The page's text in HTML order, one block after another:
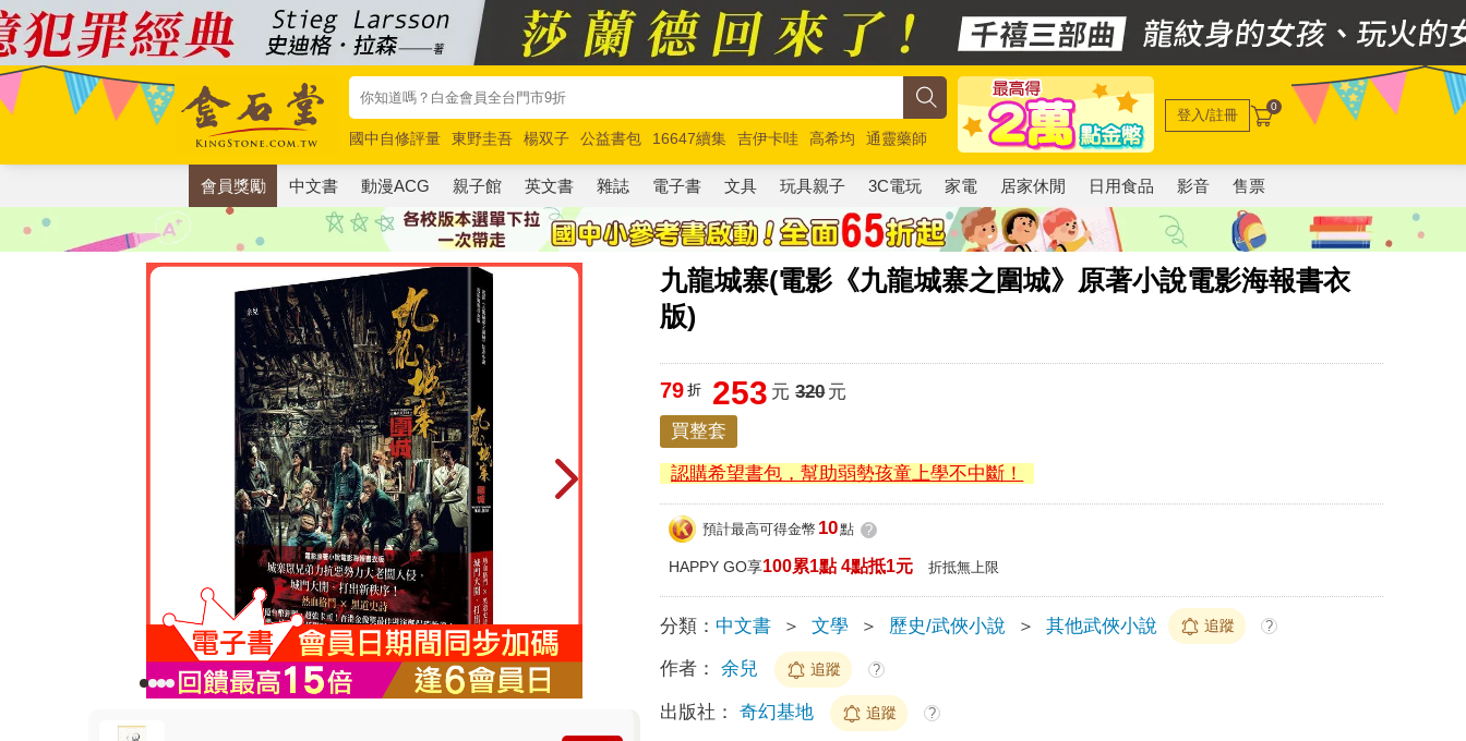
國中自修評量 東野圭吾 楊双子 公益書包 16647續集 吉伊卡哇 高希均
通靈藥師
唯紅花綻放
奧德賽 路邊攤新作 馬斯克 玩具總動員5 超慢跑
登入/註冊 0
會員獎勵 中文書 動漫ACG 親子館 英文書 雜誌 電子書 文具 玩具親子 3C電玩 家電 居家休閒 日用食品 影音 售票
九龍城寨(電影《九龍城寨之圍城》原著小說電影海報書衣
版)
79 折 253 元 320元
買整套
認購希望書包，幫助弱勢孩童上學不中斷！
預計最高可得金幣 10點 ?
HAPPY GO享100累1點 4點抵1元 折抵無上限
分類： 中文書 ＞ 文學 ＞ 歷史/武俠小說 ＞ 其他武俠小說 追蹤 ?
作者： 余兒 追蹤 ?
出版社： 奇幻基地 追蹤 ?